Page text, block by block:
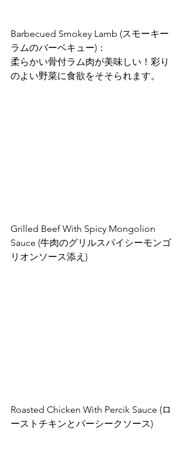
Barbecued Smokey Lamb (スモーキー
ラムのバーベキュー)：
柔らかい骨付ラム肉が美味しい！彩り
のよい野菜に食欲をそそられます。
Grilled Beef With Spicy Mongolion
Sauce (牛肉のグリルスパイシーモンゴ
リオンソース添え)
Roasted Chicken With Percik Sauce (ロ
ーストチキンとパーシークソース)